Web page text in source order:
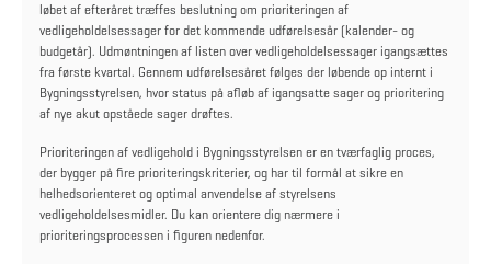
løbet af efteråret træffes beslutning om prioriteringen af
vedligeholdelsessager for det kommende udførelsesår (kalender- og
budgetår). Udmøntningen af listen over vedligeholdelsessager igangsættes
fra første kvartal. Gennem udførelsesåret følges der løbende op internt i
Bygningsstyrelsen, hvor status på afløb af igangsatte sager og prioritering
af nye akut opståede sager drøftes.
Prioriteringen af vedligehold i Bygningsstyrelsen er en tværfaglig proces,
der bygger på fire prioriteringskriterier, og har til formål at sikre en
helhedsorienteret og optimal anvendelse af styrelsens
vedligeholdelsesmidler. Du kan orientere dig nærmere i
prioriteringsprocessen i figuren nedenfor.